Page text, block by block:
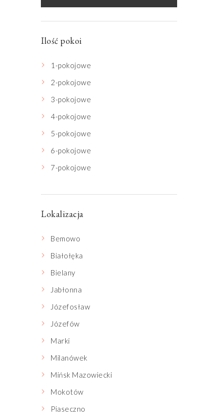
Ilość pokoi
1-pokojowe
2-pokojowe
3-pokojowe
4-pokojowe
5-pokojowe
6-pokojowe
7-pokojowe
Lokalizacja
Bemowo
Białołęka
Bielany
Jabłonna
Józefosław
Józefów
Marki
Milanówek
Mińsk Mazowiecki
Mokotów
Piaseczno